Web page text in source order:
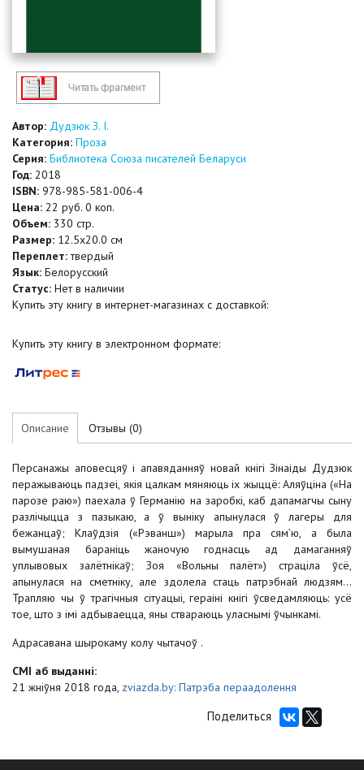
Автор: Дудзюк З. І.
Категория: Проза
Серия: Библиотека Союза писателей Беларуси
Год: 2018
ISBN: 978-985-581-006-4
Цена: 22 руб. 0 коп.
Объем: 330 стр.
Размер: 12.5x20.0 см
Переплет:твердый
Язык: Белорусский
Статус: Нет в наличии
Купить эту книгу в интернет-магазинах с доставкой:
Купить эту книгу в электронном формате:
Описание Отзывы (0)
Персанажы аповесцяў і апавяданняў новай кнігі Зінаіды Дудзюк
перажываюць падзеі, якія цалкам мяняюць іх жыццё: Аляўціна («На
парозе раю») паехала ў Германію на заробкі, каб дапамагчы сыну
разлічыцца з пазыкаю, а ў выніку апынулася ў лагеры для
бежанцаў; Клаўдзія («Рэванш») марыла пра сям’ю, а была
вымушаная бараніць жаночую годнасць ад дамаганняў
уплывовых залётнікаў; Зоя «Вольны палёт») страціла ўсё,
апынулася на сметніку, але здолела стаць патрэбнай людзям...
Трапляю чы ў трагічныя сітуацыі, гераіні кнігі ўсведамляюць: усё
тое, што з імі адбываецца, яны ствараюць уласнымі ўчынкамі.
Адрасавана шырокаму колу чытачоў .
СМI аб выданнi:
21 жніўня 2018 года, zviazda.by: Патрэба пераадолення
Поделиться